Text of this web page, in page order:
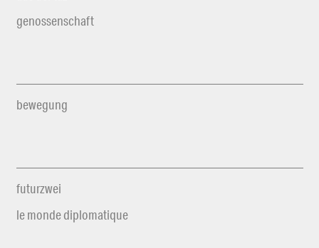
genossenschaft
bewegung
futurzwei
le monde diplomatique